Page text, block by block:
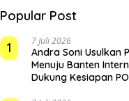
Popular Post
1
7 Juli 2026
Andra Soni Usulkan
Menuju Banten
Dukung Kesiapan